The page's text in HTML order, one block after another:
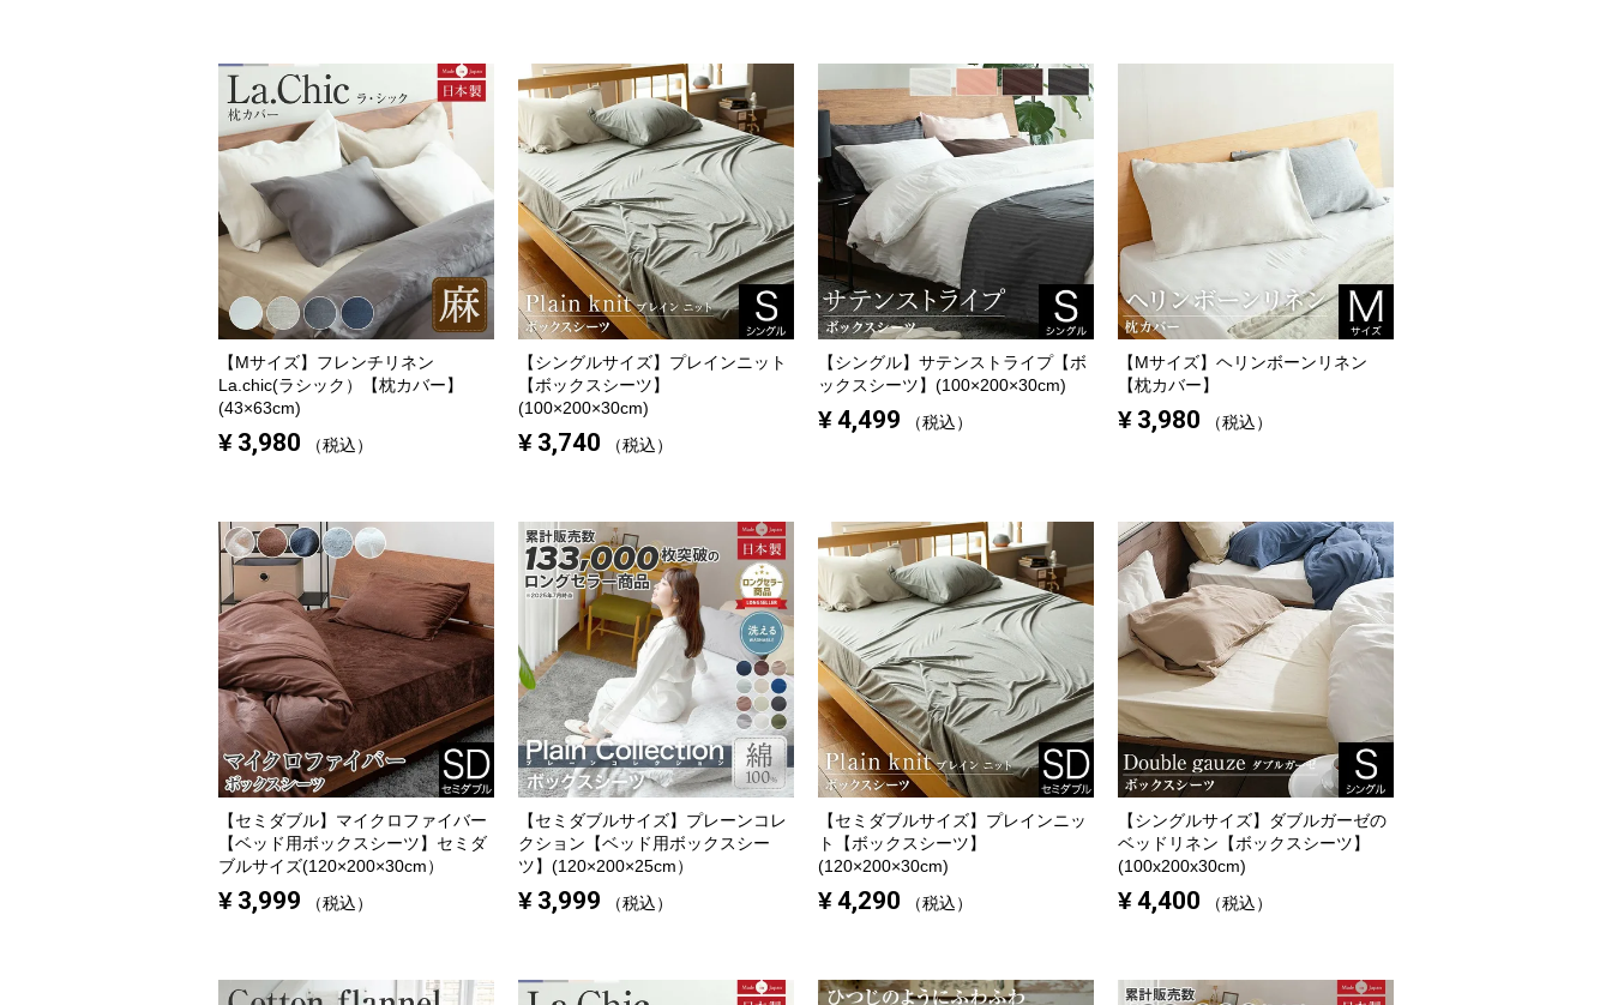
【Mサイズ】 フレンチリネン
La.chic(ラシック）【枕カバー】
(43×63cm)
¥ 3,980 税込
【シングルサイズ】 プレインニット
【ボックスシーツ】
(100×200×30cm)
¥ 3,740 税込
【シングル】 サテンストライプ【ボ
ックスシーツ】(100×200×30cm)
¥4,499 税込
【Mサイズ】 ヘリンボーンリネン
【枕カバー】
¥ 3,980 税込
【セミダブル】 マイクロファイバー
【ベッド用ボックスシーツ】セミダ
ブルサイズ(120×200×30cm）
¥ 3,999 税込
【セミダブルサイズ】 プレーンコレ
クション【ベッド用ボックスシー
ツ】(120×200×25cm）
¥ 3,999 税込
【セミダブルサイズ】 プレインニッ
ト【ボックスシーツ】
(120×200×30cm)
¥4,290 税込
【シングルサイズ】
ダブルガーゼの
ベッドリネン【ボックスシーツ】
(100x200x30cm)
¥4,400 税込